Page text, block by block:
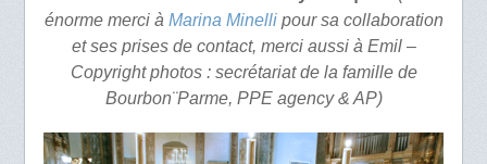
énorme merci à Marina Minelli pour sa collaboration
et ses prises de contact, merci aussi à Emil –
Copyright photos : secrétariat de la famille de
Bourbon¨Parme, PPE agency & AP)